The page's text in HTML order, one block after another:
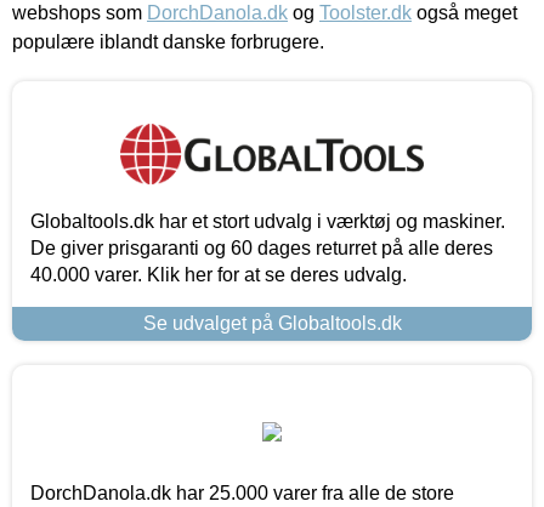
webshops som DorchDanola.dk og Toolster.dk også meget
populære iblandt danske forbrugere.
Globaltools.dk har et stort udvalg i værktøj og maskiner.
De giver prisgaranti og 60 dages returret på alle deres
40.000 varer. Klik her for at se deres udvalg.
Se udvalget på Globaltools.dk
DorchDanola.dk har 25.000 varer fra alle de store